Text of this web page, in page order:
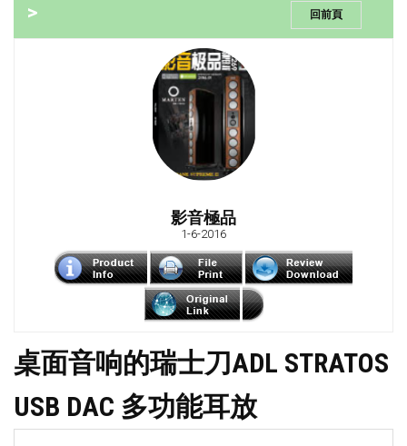
回前頁
>
影音極品
1-6-2016
桌面音响的瑞士刀ADL STRATOS
USB DAC 多功能耳放